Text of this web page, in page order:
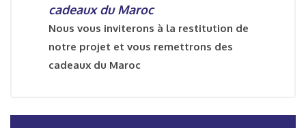
cadeaux du Maroc
Nous vous inviterons à la restitution de
notre projet et vous remettrons des
cadeaux du Maroc